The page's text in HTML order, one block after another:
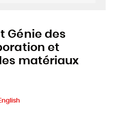
Génie des
et
matériaux